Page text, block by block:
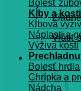
Vrátiť
Košík
Bolesť
Kĺby a kosti
Kĺbová
Náplasti a
Výživa kostí
Bolesť hrdla
Chrípka a
Nádcha